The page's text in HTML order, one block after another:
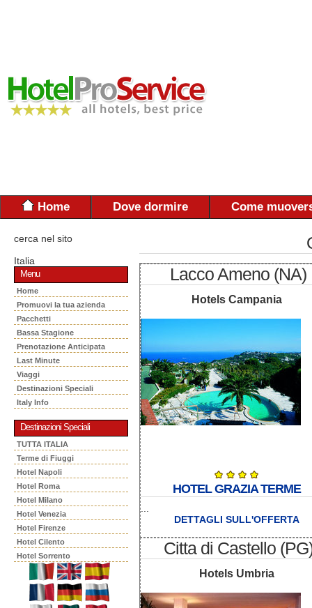
Home Dove dormire Come
cerca nel sito
Italia
Menu
Home
Promuovi la tua azienda
Pacchetti
Bassa Stagione
Prenotazione Anticipata
Last Minute
Viaggi
Destinazioni Speciali
Italy Info
Destinazioni Speciali
TUTTA ITALIA
Terme di Fiuggi
Hotel Napoli
Hotel Roma
Hotel Milano
Hotel Venezia
Hotel Firenze
Hotel Cilento
Hotel Sorrento
Lacco Ameno (NA)
Hotels Campania
HOTEL GRAZIA TERME
DETTAGLI SULL'OFFERTA
Citta di Castello
Hotels Umbria